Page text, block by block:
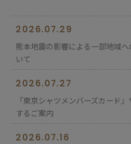
2026.07.29
熊本地震の影響による一部地域
いて
2026.07.27
「東京シャツメンバーズカード
するご案内
2026.07.16